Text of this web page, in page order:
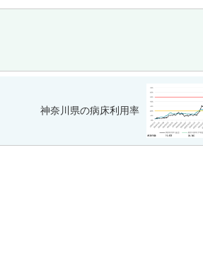
神奈川県の病床利用率